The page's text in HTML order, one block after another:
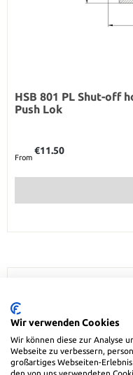
HSB 801 PL Shut-off
Push Lok
From
€11.50
Wir verwenden Cookies
Wir können diese zur Analyse
Webseite zu verbessern,
großartiges Webseiten-